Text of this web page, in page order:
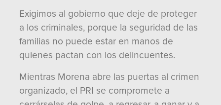
Exigimos al gobierno que deje de proteger
a los criminales, porque la seguridad de las
familias no puede estar en manos de
quienes pactan con los delincuentes.
Mientras Morena abre las puertas al crimen
organizado, el PRI se compromete a